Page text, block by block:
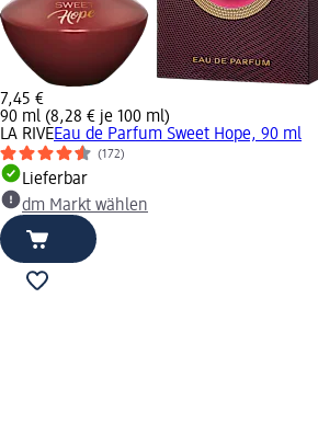
7,45 €
90 ml (8,28 € je 100 ml)
LA RIVEEau de Parfum Sweet Hope, 90 ml
(172)
Lieferbar
dm Markt wählen